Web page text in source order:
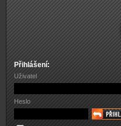
Přihlášení:
Uživatel
Heslo